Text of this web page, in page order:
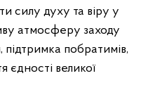
силу духу та віру у
атмосферу заходу
побратимів,
єдності великої